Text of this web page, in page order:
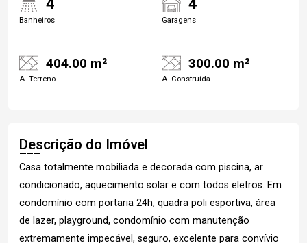
4
Banheiros
4
Garagens
404.00 m²
A. Terreno
300.00 m²
A. Construída
Descrição do Imóvel
Casa totalmente mobiliada e decorada com piscina, ar
condicionado, aquecimento solar e com todos eletros. Em
condomínio com portaria 24h, quadra poli esportiva, área
de lazer, playground, condomínio com manutenção
extremamente impecável, seguro, excelente para convívio